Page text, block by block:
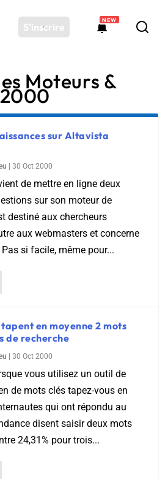
S'inscrire
NEW
Moteurs &
2000
sur Altavista
30 Oct 2000
de mettre en ligne deux
sur son moteur de
destiné aux chercheurs
aux webmasters et concerne
si facile, même pour...
en moyenne 2 mots
de recherche
30 Oct 2000
vous utilisez un outil de
de mots clés tapez-vous en
qui ont répondu au
disent saisir deux mots
24,31% pour trois...